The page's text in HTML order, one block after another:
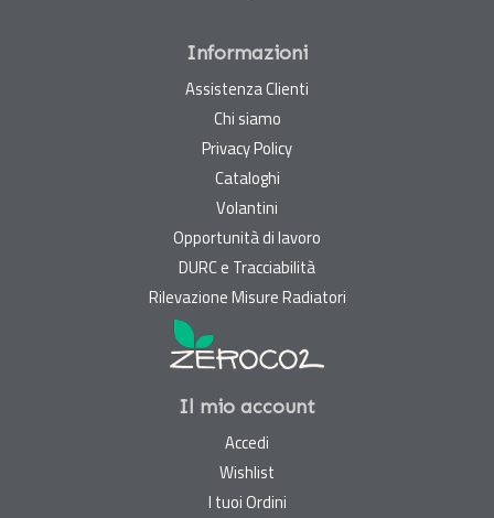
Informazioni
Assistenza Clienti
Chi siamo
Privacy Policy
Cataloghi
Volantini
Opportunità di lavoro
DURC e Tracciabilità
Rilevazione Misure Radiatori
Il mio account
Accedi
Wishlist
I tuoi Ordini